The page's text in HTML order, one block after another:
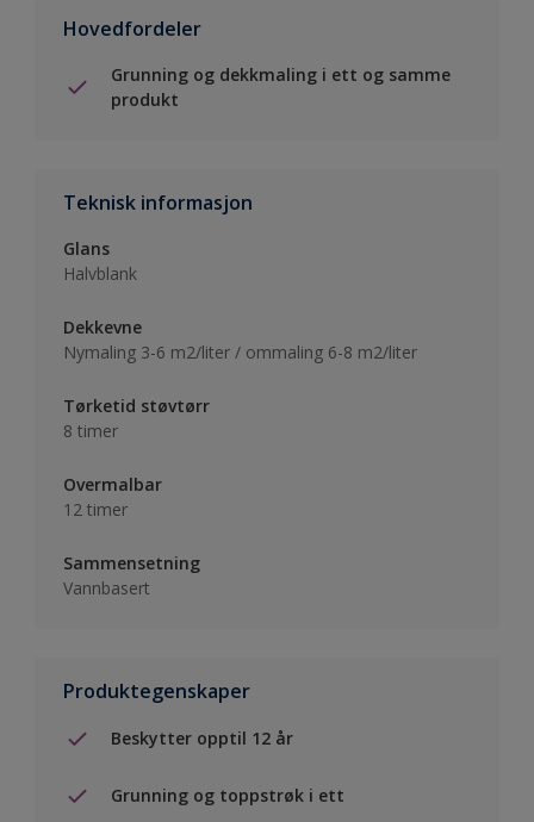
Hovedfordeler
Grunning og dekkmaling i ett og samme
produkt
Teknisk informasjon
Glans
Halvblank
Dekkevne
Nymaling 3-6 m2/liter / ommaling 6-8 m2/liter
Tørketid støvtørr
8 timer
Overmalbar
12 timer
Sammensetning
Vannbasert
Produktegenskaper
Beskytter opptil 12 år
Grunning og toppstrøk i ett